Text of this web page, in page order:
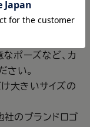
なポーズなど、カ
さい。
大きいサイズの
社のブランドロゴ